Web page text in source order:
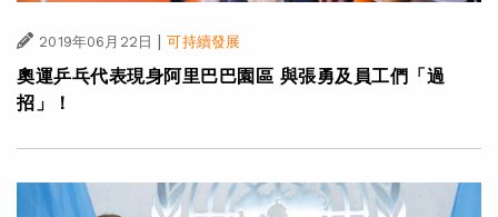
2019年06月22日 | 可持續發展
奧運乒乓代表現身阿里巴巴園區 與張勇及員工們「過
招」！